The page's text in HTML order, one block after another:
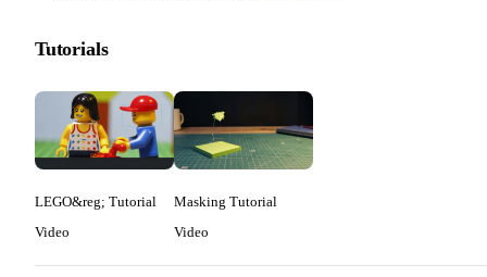
Tutorials
LEGO&reg; Tutorial
Video
Masking Tutorial
Video